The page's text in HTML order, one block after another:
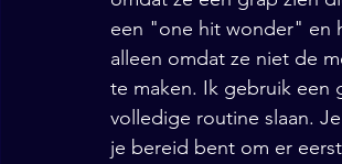
een "one hit wonder" en
alleen omdat ze niet de
te maken. Ik gebruik
volledige routine slaan. Je
je bereid bent om er